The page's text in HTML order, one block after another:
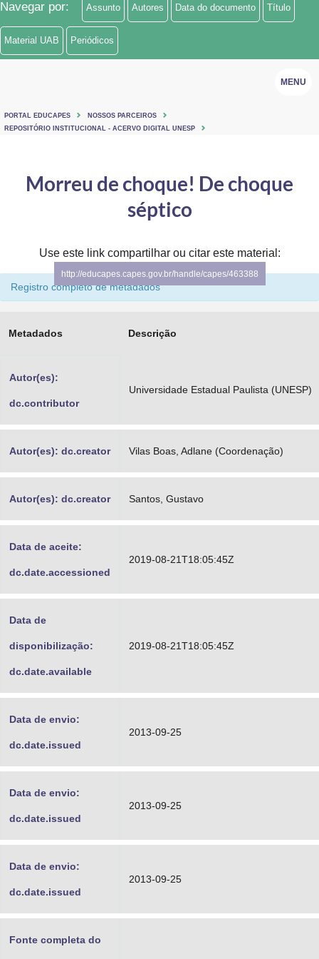
Ministério de Minas e Energia
Ministério da Ciência, Tecnologia, Inovações e Comunicações
Ministério do Turismo
Controladoria-Geral da União
Ministério da Mulher, da Família e dos Direitos Humanos
Secretaria de Governo
Gabinete de Segurança Institucional
Advocacia-Geral da União
MENU
Navegar por: Assunto Autores Data do documento Título
Material UAB Periódicos
PORTAL EDUCAPES
NOSSOS PARCEIROS
REPOSITÓRIO INSTITUCIONAL - ACERVO DIGITAL UNESP
Morreu de choque! De choque
séptico
Use este link compartilhar ou citar este material:
http://educapes.capes.gov.br/handle/capes/463388
Registro completo de metadados
Metadados Descrição
Autor(es):
dc.contributor
Universidade Estadual Paulista (UNESP)
Autor(es): dc.creator Vilas Boas, Adlane (Coordenação)
Autor(es): dc.creator Santos, Gustavo
Data de aceite:
dc.date.accessioned
2019-08-21T18:05:45Z
Data de
disponibilização:
dc.date.available
2019-08-21T18:05:45Z
Data de envio:
dc.date.issued
2013-09-25
Data de envio:
dc.date.issued
2013-09-25
Data de envio:
dc.date.issued
2013-09-25
Fonte completa do